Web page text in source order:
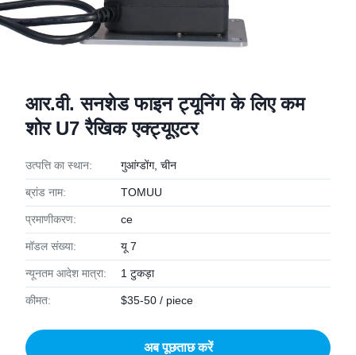
आर.वी. सनशेड फाइन ट्यूनिंग के लिए कम
शोर U7 रैखिक एक्ट्यूएटर
उत्पत्ति का स्थान: गुआंग्डोंग, चीन
ब्रांड नाम: TOMUU
प्रमाणीकरण: ce
मॉडल संख्या: यू 7
न्यूनतम आदेश मात्रा: 1 टुकड़ा
कीमत: $35-50 / piece
अब पूछताछ करें